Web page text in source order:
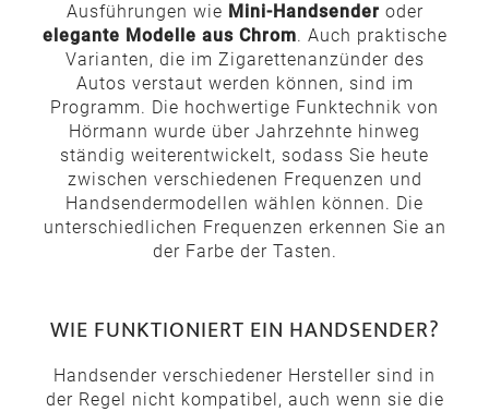
Ausführungen wie Mini-Handsender oder
elegante Modelle aus Chrom. Auch praktische
Varianten, die im Zigarettenanzünder des
Autos verstaut werden können, sind im
Programm. Die hochwertige Funktechnik von
Hörmann wurde über Jahrzehnte hinweg
ständig weiterentwickelt, sodass Sie heute
zwischen verschiedenen Frequenzen und
Handsendermodellen wählen können. Die
unterschiedlichen Frequenzen erkennen Sie an
der Farbe der Tasten.
WIE FUNKTIONIERT EIN HANDSENDER?
Handsender verschiedener Hersteller sind in
der Regel nicht kompatibel, auch wenn sie die